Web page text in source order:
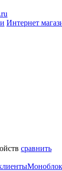
Интернет
сравнить